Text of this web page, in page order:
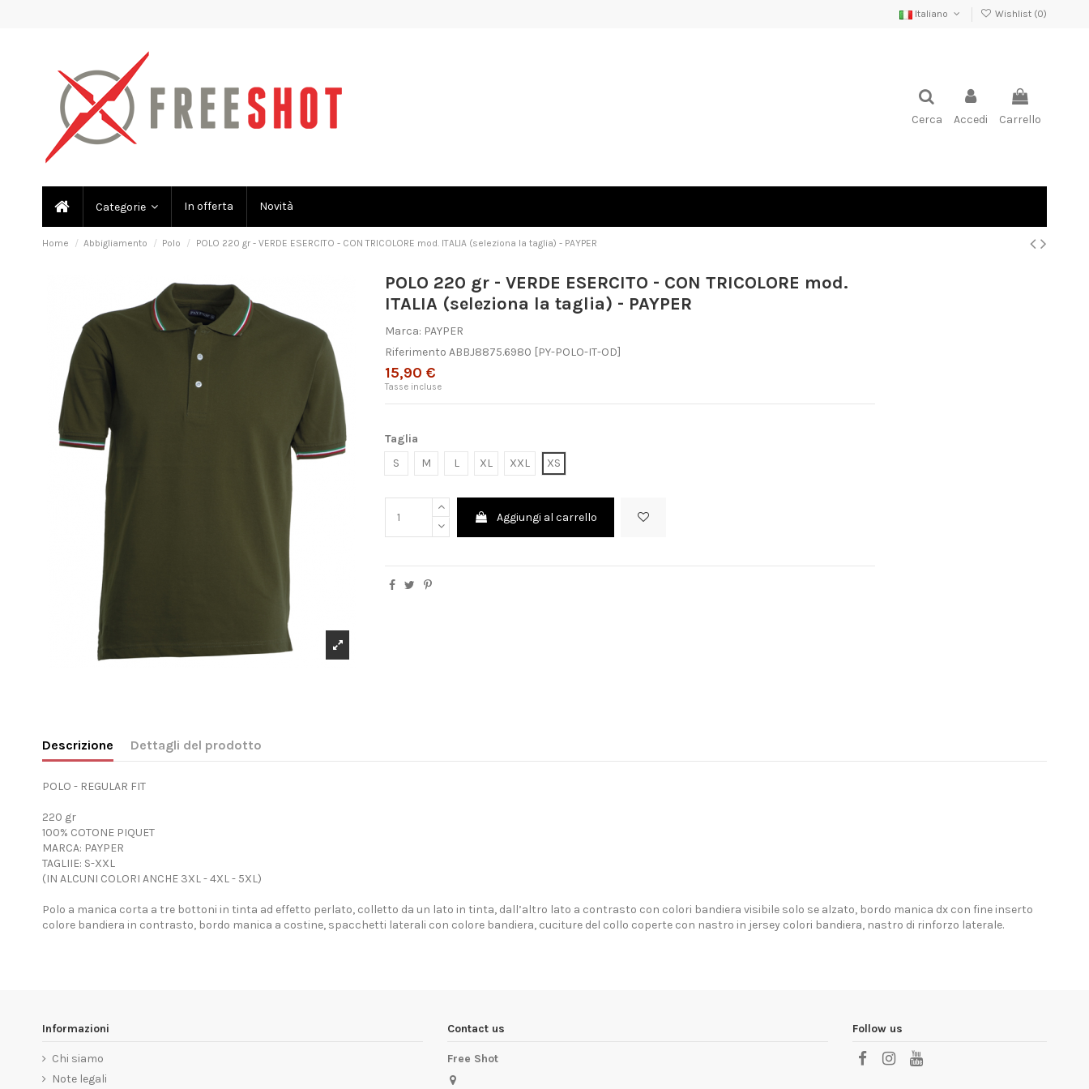
Italiano Wishlist (0)
Cerca Accedi Carrello
Categorie In offerta Novità
Home Abbigliamento Polo POLO 220 gr - VERDE ESERCITO - CON TRICOLORE mod. ITALIA (seleziona la taglia) - PAYPER
POLO 220 gr - VERDE ESERCITO - CON TRICOLORE mod.
ITALIA (seleziona la taglia) - PAYPER
Marca: PAYPER
Riferimento ABBJ8875.6980 [PY-POLO-IT-OD]
15,90 €
Tasse incluse
Taglia
S
M L XL XXL XS
Aggiungi al carrello
Descrizione Dettagli del prodotto
POLO - REGULAR FIT
220 gr
100% COTONE PIQUET
MARCA: PAYPER
TAGLIIE: S-XXL
(IN ALCUNI COLORI ANCHE 3XL - 4XL - 5XL)
Polo a manica corta a tre bottoni in tinta ad effetto perlato, colletto da un lato in tinta, dall’altro lato a contrasto con colori bandiera visibile solo se alzato, bordo manica dx con fine inserto
colore bandiera in contrasto, bordo manica a costine, spacchetti laterali con colore bandiera, cuciture del collo coperte con nastro in jersey colori bandiera, nastro di rinforzo laterale.
Informazioni
Chi siamo
Note legali
Contact us
Free Shot
Follow us